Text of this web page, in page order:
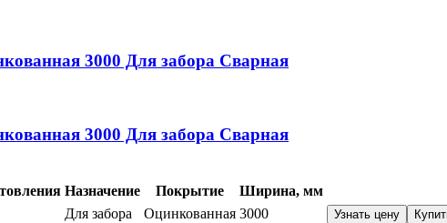
3000 Для забора Сварная
3000 Для забора Сварная
Назначение Покрытие
Ширина, мм
Для забора Оцинкованная 3000 Узнать цену